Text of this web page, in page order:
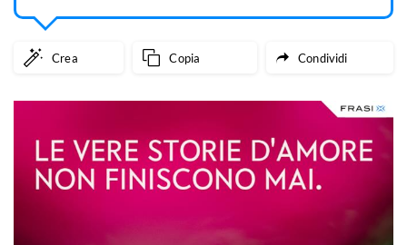
Crea Copia Condividi